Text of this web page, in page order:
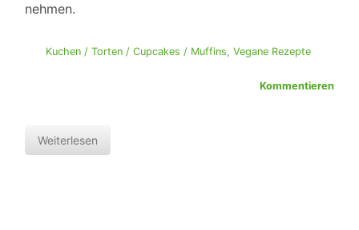
nehmen.
Kuchen / Torten / Cupcakes / Muffins, Vegane Rezepte
Kommentieren
Weiterlesen